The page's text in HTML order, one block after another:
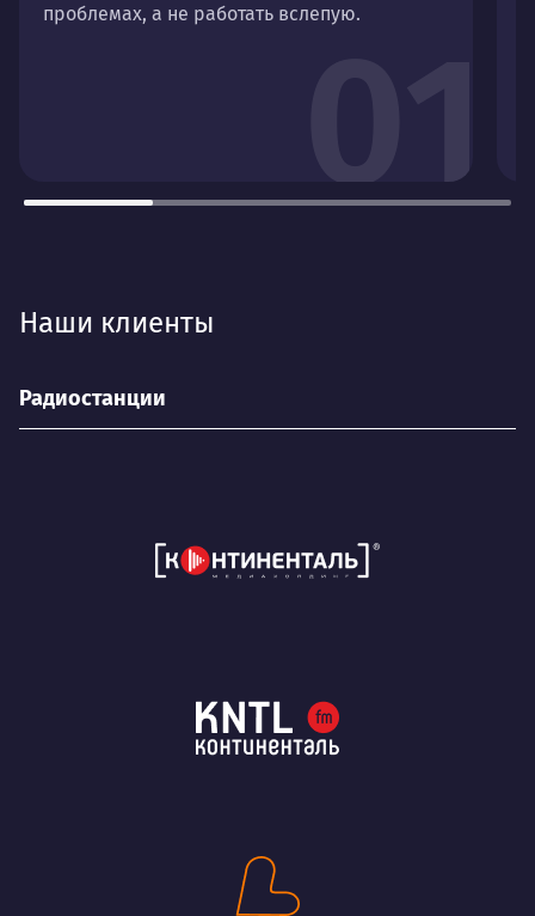
01
проблемах, а не работать вслепую.
Наши клиенты
Радиостанции